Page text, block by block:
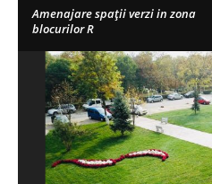
Amenajare spații verzi in zona
blocurilor R